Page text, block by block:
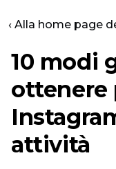
‹ Alla home page
10 modi
ottenere
attività